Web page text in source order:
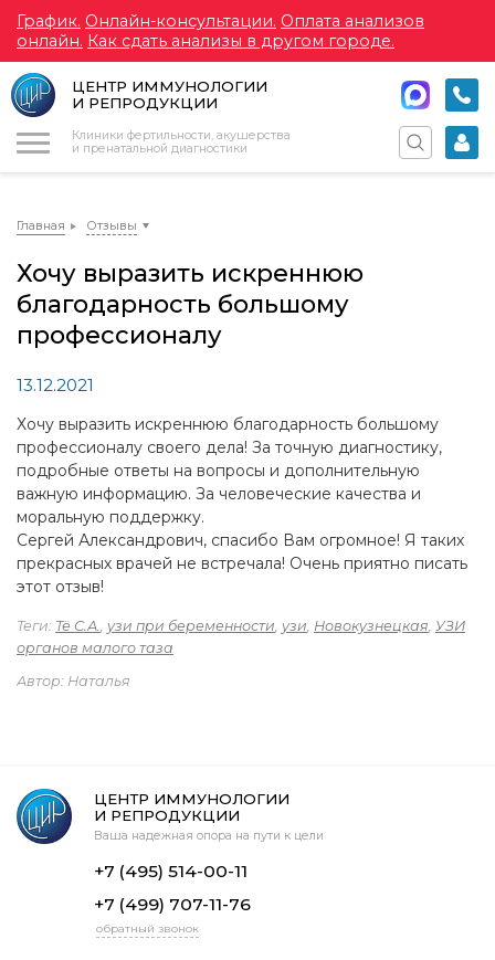
График. Онлайн-консультации. Оплата анализов
онлайн. Как сдать анализы в другом городе.
ЦЕНТР ИММУНОЛОГИИ
И РЕПРОДУКЦИИ
Клиники фертильности, акушерства
и пренатальной диагностики
Главная Отзывы
Хочу выразить искреннюю
благодарность большому
профессионалу
13.12.2021
Хочу выразить искреннюю благодарность большому
профессионалу своего дела! За точную диагностику,
подробные ответы на вопросы и дополнительную
важную информацию. За человеческие качества и
моральную поддержку.
Сергей Александрович, спасибо Вам огромное! Я таких
прекрасных врачей не встречала! Очень приятно писать
этот отзыв!
Теги: Тё С.А., узи при беременности, узи, Новокузнецкая, УЗИ
органов малого таза
Автор: Наталья
ЦЕНТР ИММУНОЛОГИИ
И РЕПРОДУКЦИИ
Ваша надежная опора на пути к цели
+7 (495) 514-00-11
+7 (499) 707-11-76
обратный звонок